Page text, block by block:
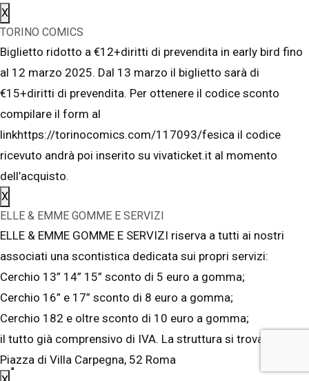
X
TORINO COMICS
Biglietto ridotto a €12+diritti di prevendita in early bird fino
al 12 marzo 2025. Dal 13 marzo il biglietto sarà di
€15+diritti di prevendita. Per ottenere il codice sconto
compilare il form al
linkhttps://torinocomics.com/117093/fesica il codice
ricevuto andrà poi inserito su vivaticket.it al momento
dell’acquisto.
X
ELLE & EMME GOMME E SERVIZI
ELLE & EMME GOMME E SERVIZI riserva a tutti ai nostri
associati una scontistica dedicata sui propri servizi:
Cerchio 13” 14” 15” sconto di 5 euro a gomma;
Cerchio 16” e 17” sconto di 8 euro a gomma;
Cerchio 182 e oltre sconto di 10 euro a gomma;
il tutto già comprensivo di IVA. La struttura si trova in
Piazza di Villa Carpegna, 52 Roma